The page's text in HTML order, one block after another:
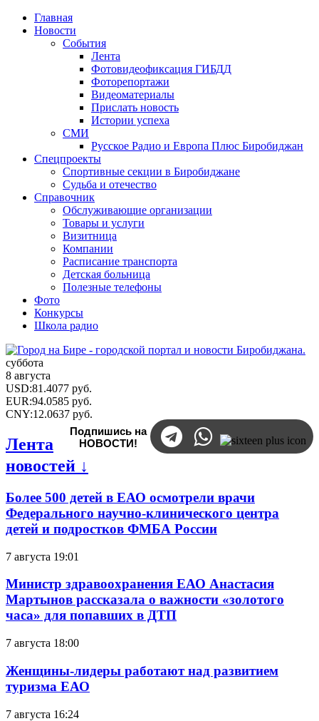
Главная
Новости
События
Лента
Фотовидеофиксация ГИБДД
Фоторепортажи
Видеоматериалы
Прислать новость
Истории успеха
СМИ
Русское Радио и Европа Плюс Биробиджан
Спецпроекты
Спортивные секции в Биробиджане
Судьба и отечество
Справочник
Обслуживающие организации
Товары и услуги
Визитница
Компании
Расписание транспорта
Детская больница
Полезные телефоны
Фото
Конкурсы
Школа радио
суббота
8 августа
USD:81.4077 руб.
EUR:94.0585 руб.
CNY:12.0637 руб.
Подпишись на
НОВОСТИ!
Лента
новостей ↓
Более 500 детей в ЕАО осмотрели врачи
Федерального научно-клинического центра
детей и подростков ФМБА России
7 августа 19:01
Министр здравоохранения ЕАО Анастасия
Мартынов рассказала о важности «золотого
часа» для попавших в ДТП
7 августа 18:00
Женщины-лидеры работают над развитием
туризма ЕАО
7 августа 16:24